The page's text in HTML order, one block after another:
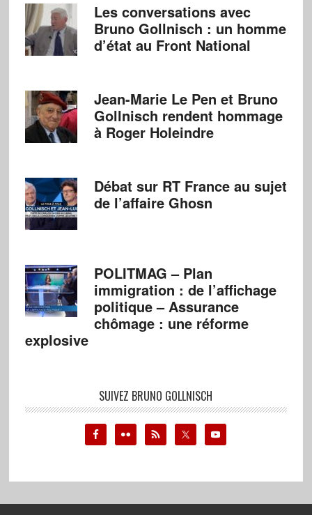
Les conversations avec
Bruno Gollnisch : un homme
d’état au Front National
Jean-Marie Le Pen et Bruno
Gollnisch rendent hommage
à Roger Holeindre
Débat sur RT France au sujet
de l’affaire Ghosn
POLITMAG – Plan
immigration : de l’affichage
politique – Assurance
chômage : une réforme
explosive
SUIVEZ BRUNO GOLLNISCH